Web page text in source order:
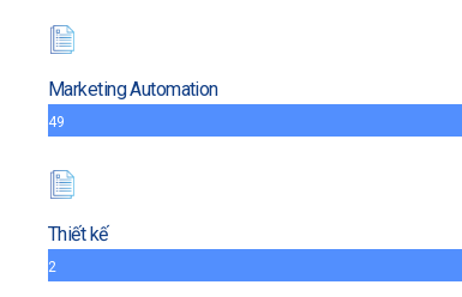
Marketing Automation
49
Thiết kế
2